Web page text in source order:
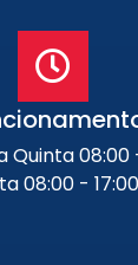
Quinta 08:00
08:00 - 17:00